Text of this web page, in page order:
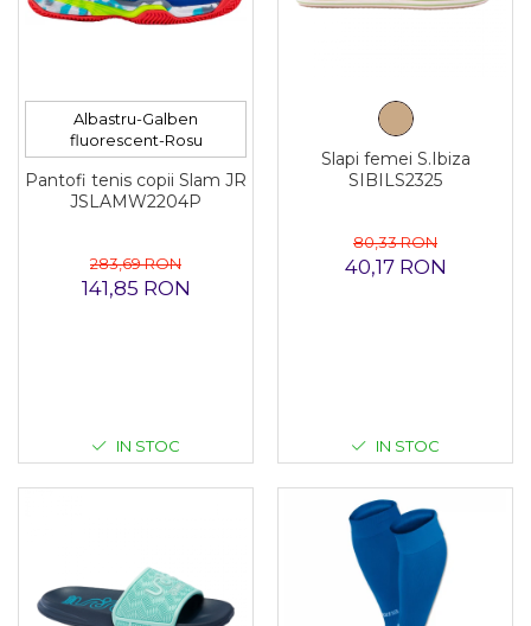
Albastru-Galben
fluorescent-Rosu
Pantofi tenis copii Slam JR
JSLAMW2204P
283,69 RON
141,85 RON
IN STOC
Slapi femei S.Ibiza
SIBILS2325
80,33 RON
40,17 RON
IN STOC